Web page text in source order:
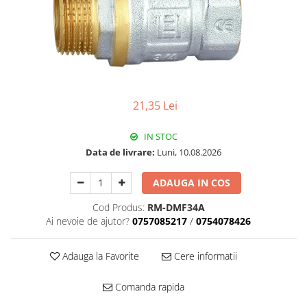
Pachet Centrale Termice
Instant pe gaz natural si GPL
Accesorii centrale pe GAZ si GPL
Cazane, Centrale si Termoseminee
Seminee pe lemne
Radiatoare/Calorifere
Radiatoare/Calorifere din otel
Radiatoare/Calorifere din otel
Radiatoare/Calorifere Copa
21,35 Lei
IN STOC
Data de livrare: Luni, 10.08.2026
ADAUGA IN COS
Cod Produs: RM-DMF34A
Ai nevoie de ajutor? 0757085217 / 0754078426
Adauga la Favorite Cere informatii
Comanda rapida